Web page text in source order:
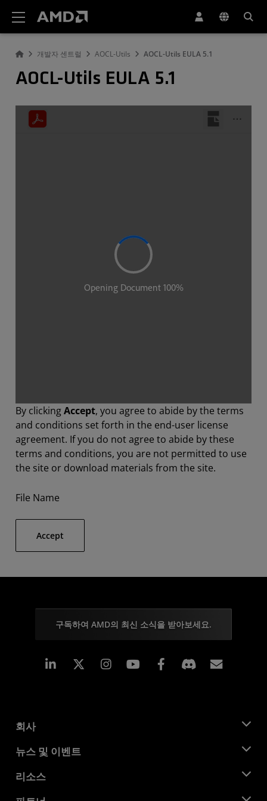
개발자 센트럴 AOCL-Utils AOCL-Utils EULA 5.1
AOCL-Utils EULA 5.1
By clickingAccept, you agree to abide by the terms
and conditions set forth in the end-user license
agreement. If you do not agree to abide by these
terms and conditions, you are not permitted to use
the site or download materials from the site.
File Name
Accept
구독하여 AMD의 최신 소식을 받아보세요.
Linkedin Instagram Facebook
회사
AMD 소개
기업의 사회적 책임
채용
뉴스 및 이벤트
뉴스룸
리소스